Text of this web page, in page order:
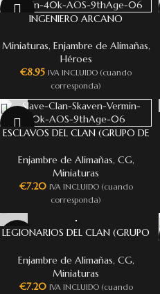
INGENIERO ARCANO
Miniaturas, Enjambre de Alimañas,
Héroes
€8.95 IVA INCLUIDO (cuando
corresponda)
ESCLAVOS DEL CLAN (GRUPO DE
Enjambre de Alimañas, CG,
Miniaturas
€7.20 IVA INCLUIDO (cuando
corresponda)
LEGIONARIOS DEL CLAN (GRUPO
Enjambre de Alimañas, CG,
Miniaturas
€7.20 IVA INCLUIDO (cuando